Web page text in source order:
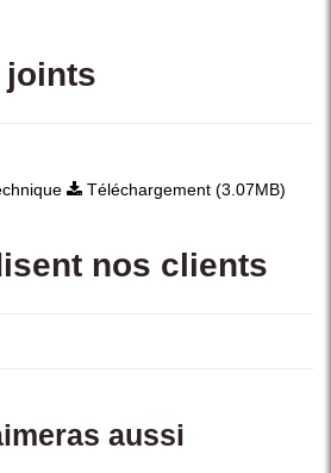
joints
Téléchargement (3.07MB)
nos clients
aussi